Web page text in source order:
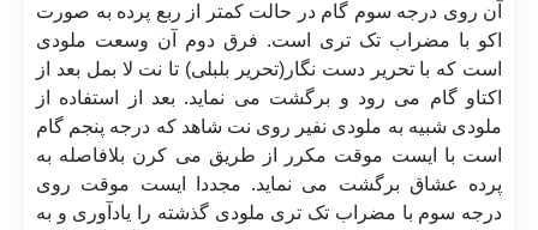
آن روی درجه سوم گام در حالت کمتر از ربع پرده به صورت
اکو با مضراب تک تری است. فرق دوم آن وسعت ملودی
است که با تحریر دست نگار(تحریر بلبلی) تا نت لا بمل بعد از
اکتاو گام می رود و برگشت می نماید. بعد از استفاده از
ملودی شبیه به ملودی نفیر روی نت شاهد که درجه پنجم گام
است با ایست موقت مکرر از طریق می کرن بلافاصله به
پرده عشاق برگشت می نماید. مجددا ایست موقت روی
درجه سوم با مضراب تک تری ملودی گذشته را یادآوری و به